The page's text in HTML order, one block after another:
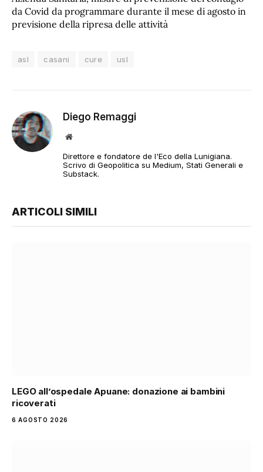
da Covid da programmare durante il mese di agosto in
previsione della ripresa delle attività
asl casani cure usl
Diego Remaggi
Sito
Direttore e fondatore de l'Eco della Lunigiana.
Scrivo di Geopolitica su Medium, Stati Generali e
Substack.
ARTICOLI SIMILI
LEGO all’ospedale Apuane: donazione ai bambini
ricoverati
6 AGOSTO 2026